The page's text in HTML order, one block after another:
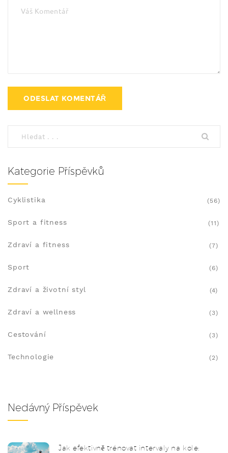
Kategorie Příspěvků
Cyklistika (56)
Sport a fitness (11)
Zdraví a fitness (7)
Sport (6)
Zdraví a životní styl (4)
Zdraví a wellness (3)
Cestování (3)
Technologie (2)
Nedávný Příspěvek
Jak efektivně trénovat intervaly na kole: